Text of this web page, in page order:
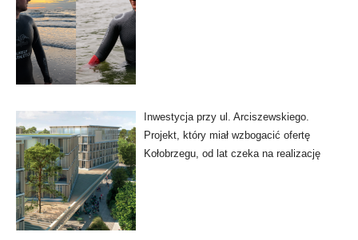
Inwestycja przy ul. Arciszewskiego.
Projekt, który miał wzbogacić ofertę
Kołobrzegu, od lat czeka na realizację